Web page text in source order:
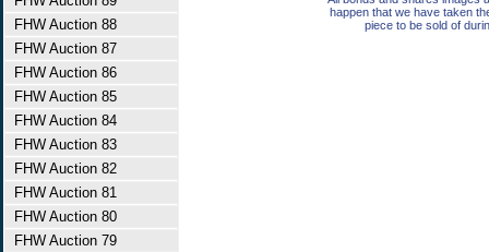
FHW Auction 88
FHW Auction 87
FHW Auction 86
FHW Auction 85
FHW Auction 84
FHW Auction 83
FHW Auction 82
FHW Auction 81
FHW Auction 80
FHW Auction 79
happen that we have taken
piece to be sold of